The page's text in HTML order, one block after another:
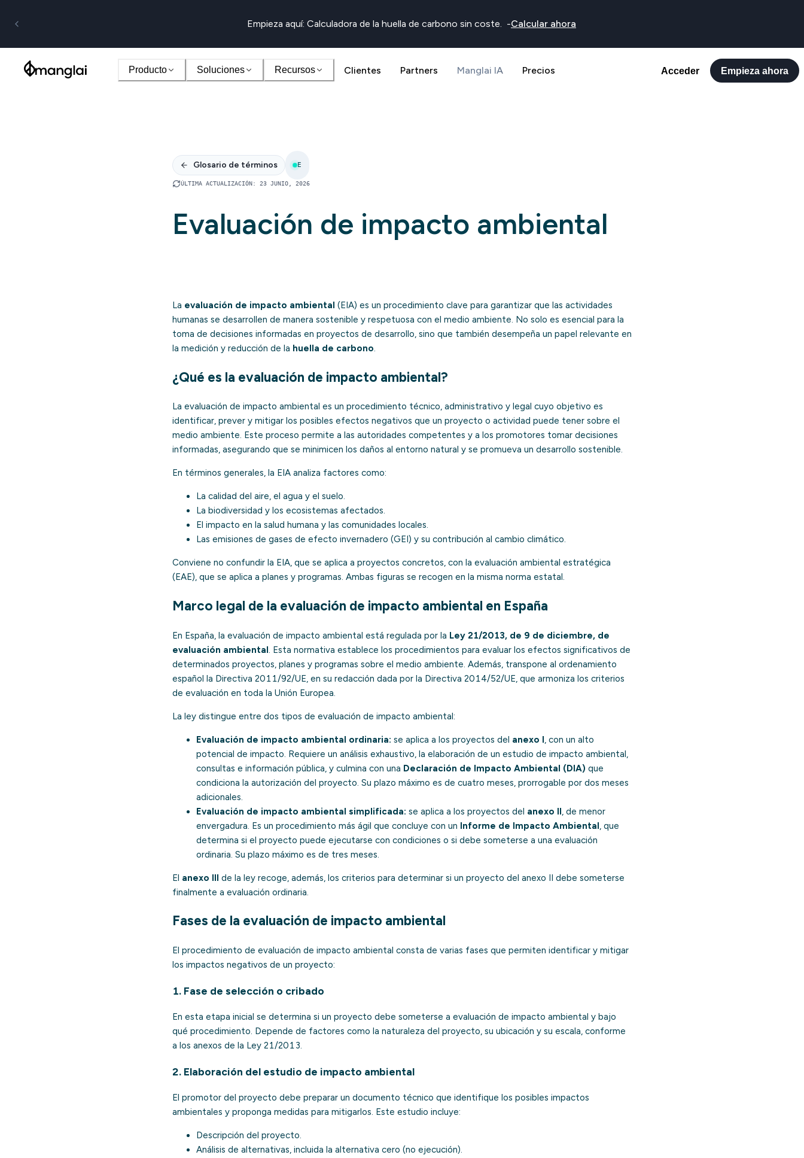
Empieza aquí: Calculadora de la huella de carbono sin coste. -Calcular ahora
Producto Soluciones Recursos Clientes Partners Manglai IA Precios Acceder Empieza ahora
Glosario de términos E
ÚLTIMA ACTUALIZACIÓN: 23 JUNIO, 2026
Evaluación de impacto ambiental
La evaluación de impacto ambiental (EIA) es un procedimiento clave para garantizar que las actividades
humanas se desarrollen de manera sostenible y respetuosa con el medio ambiente. No solo es esencial para la
toma de decisiones informadas en proyectos de desarrollo, sino que también desempeña un papel relevante en
la medición y reducción de la huella de carbono.
¿Qué es la evaluación de impacto ambiental?
La evaluación de impacto ambiental es un procedimiento técnico, administrativo y legal cuyo objetivo es
identificar, prever y mitigar los posibles efectos negativos que un proyecto o actividad puede tener sobre el
medio ambiente. Este proceso permite a las autoridades competentes y a los promotores tomar decisiones
informadas, asegurando que se minimicen los daños al entorno natural y se promueva un desarrollo sostenible.
En términos generales, la EIA analiza factores como:
La calidad del aire, el agua y el suelo.
La biodiversidad y los ecosistemas afectados.
El impacto en la salud humana y las comunidades locales.
Las emisiones de gases de efecto invernadero (GEI) y su contribución al cambio climático.
Conviene no confundir la EIA, que se aplica a proyectos concretos, con la evaluación ambiental estratégica
(EAE), que se aplica a planes y programas. Ambas figuras se recogen en la misma norma estatal.
Marco legal de la evaluación de impacto ambiental en España
En España, la evaluación de impacto ambiental está regulada por la Ley 21/2013, de 9 de diciembre, de
evaluación ambiental. Esta normativa establece los procedimientos para evaluar los efectos significativos de
determinados proyectos, planes y programas sobre el medio ambiente. Además, transpone al ordenamiento
español la Directiva 2011/92/UE, en su redacción dada por la Directiva 2014/52/UE, que armoniza los criterios
de evaluación en toda la Unión Europea.
La ley distingue entre dos tipos de evaluación de impacto ambiental:
Evaluación de impacto ambiental ordinaria: se aplica a los proyectos del anexo I, con un alto
potencial de impacto. Requiere un análisis exhaustivo, la elaboración de un estudio de impacto ambiental,
consultas e información pública, y culmina con una Declaración de Impacto Ambiental (DIA) que
condiciona la autorización del proyecto. Su plazo máximo es de cuatro meses, prorrogable por dos meses
adicionales.
Evaluación de impacto ambiental simplificada: se aplica a los proyectos del anexo II, de menor
envergadura. Es un procedimiento más ágil que concluye con un Informe de Impacto Ambiental, que
determina si el proyecto puede ejecutarse con condiciones o si debe someterse a una evaluación
ordinaria. Su plazo máximo es de tres meses.
El anexo III de la ley recoge, además, los criterios para determinar si un proyecto del anexo II debe someterse
finalmente a evaluación ordinaria.
Fases de la evaluación de impacto ambiental
El procedimiento de evaluación de impacto ambiental consta de varias fases que permiten identificar y mitigar
los impactos negativos de un proyecto:
1. Fase de selección o cribado
En esta etapa inicial se determina si un proyecto debe someterse a evaluación de impacto ambiental y bajo
qué procedimiento. Depende de factores como la naturaleza del proyecto, su ubicación y su escala, conforme
a los anexos de la Ley 21/2013.
2. Elaboración del estudio de impacto ambiental
El promotor del proyecto debe preparar un documento técnico que identifique los posibles impactos
ambientales y proponga medidas para mitigarlos. Este estudio incluye:
Descripción del proyecto.
Análisis de alternativas, incluida la alternativa cero (no ejecución).